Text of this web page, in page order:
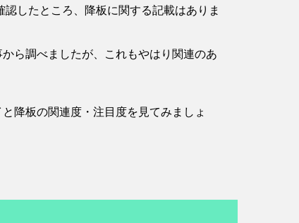
したところ、降板に関する記載はありま
ら調べましたが、これもやはり関連のあ
降板の関連度・注目度を見てみましょ